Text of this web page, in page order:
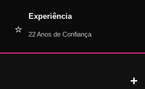
⭐
Experiência
22 Anos de Confiança